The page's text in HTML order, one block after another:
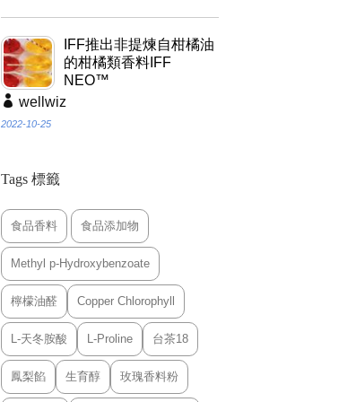
IFF推出非提煉自柑橘油
的柑橘類香料IFF
NEO™
wellwiz
2022-10-25
Tags 標籤
食品香料 食品添加物
Methyl p-Hydroxybenzoate
檸檬油醛 Copper Chlorophyll
L-天冬胺酸 L-Proline 台茶18
鳳梨餡 生育醇 玫瑰香料粉